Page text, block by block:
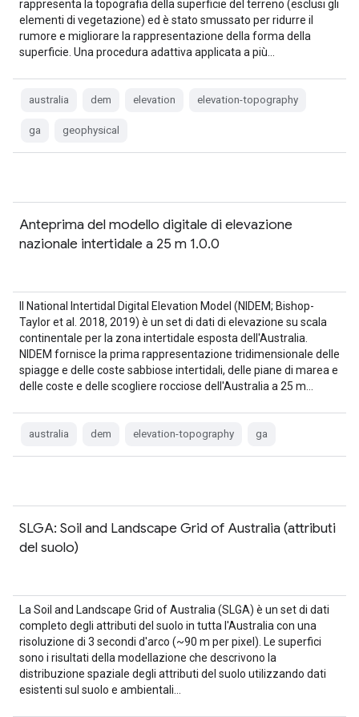
rappresenta la topografia della superficie del terreno (esclusi gli
elementi di vegetazione) ed è stato smussato per ridurre il
rumore e migliorare la rappresentazione della forma della
superficie. Una procedura adattiva applicata a più…
australia dem elevation elevation-topography
ga geophysical
Anteprima del modello digitale di elevazione
nazionale intertidale a 25 m 1.0.0
Il National Intertidal Digital Elevation Model (NIDEM; Bishop-
Taylor et al. 2018, 2019) è un set di dati di elevazione su scala
continentale per la zona intertidale esposta dell'Australia.
NIDEM fornisce la prima rappresentazione tridimensionale delle
spiagge e delle coste sabbiose intertidali, delle piane di marea e
delle coste e delle scogliere rocciose dell'Australia a 25 m…
australia dem elevation-topography ga
SLGA: Soil and Landscape Grid of Australia (attributi
del suolo)
La Soil and Landscape Grid of Australia (SLGA) è un set di dati
completo degli attributi del suolo in tutta l'Australia con una
risoluzione di 3 secondi d'arco (~90 m per pixel). Le superfici
sono i risultati della modellazione che descrivono la
distribuzione spaziale degli attributi del suolo utilizzando dati
esistenti sul suolo e ambientali…